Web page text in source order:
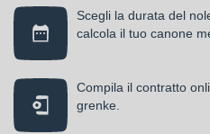
Scegli la durata del
calcola il tuo canone
Compila il contratto
grenke.